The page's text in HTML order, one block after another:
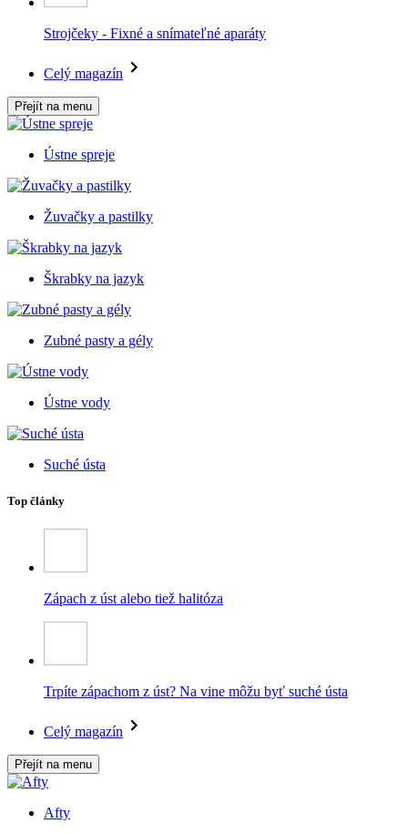
Strojčeky - Fixné a snímateľné aparáty
Celý magazín
Přejít na menu
Ústne spreje
Žuvačky a pastilky
Škrabky na jazyk
Zubné pasty a gély
Ústne vody
Suché ústa
Top články
Zápach z úst alebo tiež halitóza
Trpíte zápachom z úst? Na vine môžu byť suché ústa
Celý magazín
Přejít na menu
Afty